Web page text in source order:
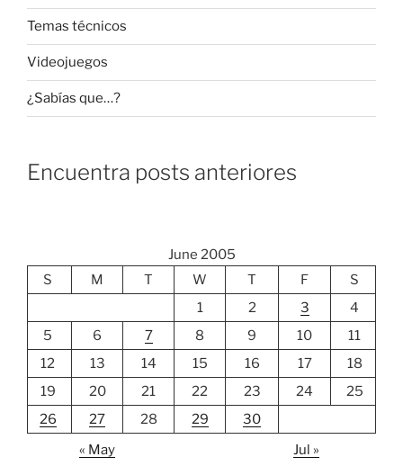
Temas técnicos
Videojuegos
¿Sabías que…?
Encuentra posts anteriores
June 2005
S
M T W T F
S
1
2 3
4
5
6 7 8 9 10
11
12
13 14 15 16 17
18
19
20 21 22 23 24
25
26
27 28 29
30
« May
Jul »